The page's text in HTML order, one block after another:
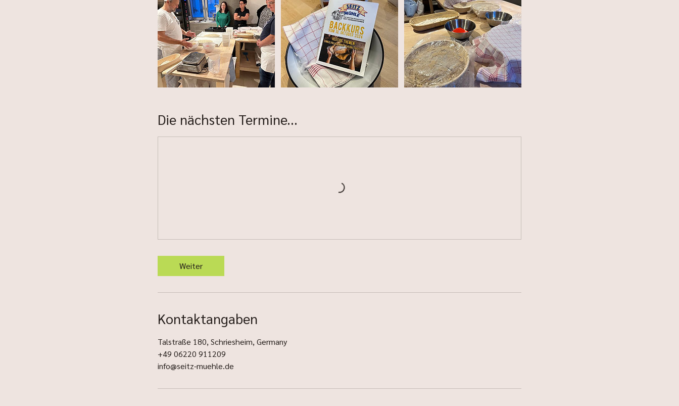
Die nächsten Termine...
Weiter
Kontaktangaben
Talstraße 180, Schriesheim, Germany
+49 06220 911209
info@seitz-muehle.de